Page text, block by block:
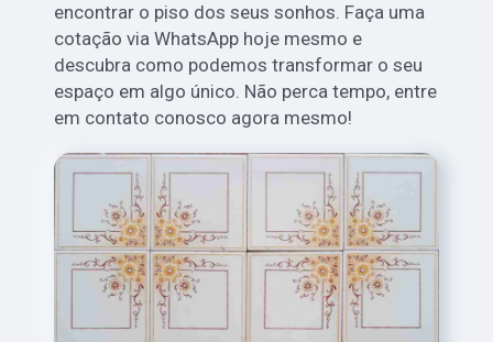
encontrar o piso dos seus sonhos. Faça uma
cotação via WhatsApp hoje mesmo e
descubra como podemos transformar o seu
espaço em algo único. Não perca tempo, entre
em contato conosco agora mesmo!